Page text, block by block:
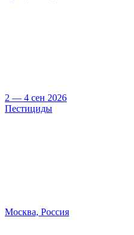
2 — 4 сен 2026
Пестициды
Москва, Россия